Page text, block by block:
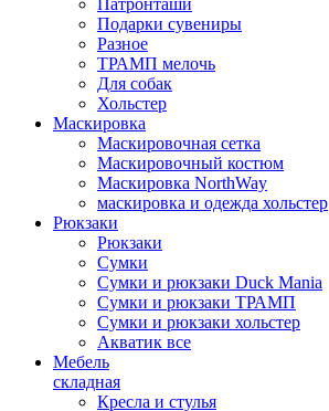
Патронташи
Подарки сувениры
Разное
ТРАМП мелочь
Для собак
Хольстер
Маскировка
Маскировочная сетка
Маскировочный костюм
Маскировка NorthWay
маскировка и одежда хольстер
Рюкзаки
Рюкзаки
Сумки
Сумки и рюкзаки Duck Mania
Сумки и рюкзаки ТРАМП
Сумки и рюкзаки хольстер
Акватик все
Мебель
складная
Кресла и стулья